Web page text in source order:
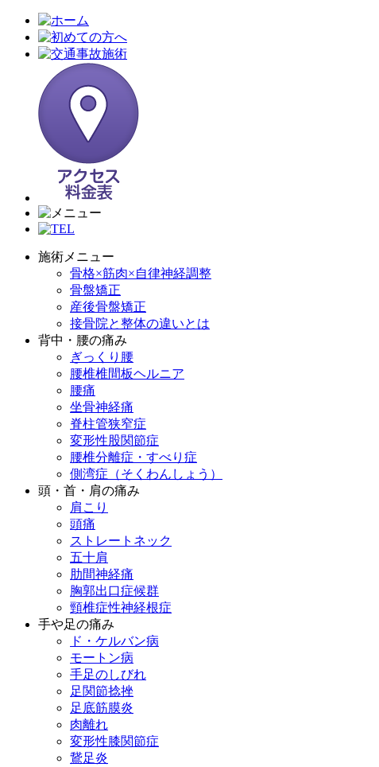
施術メニュー
骨格×筋肉×自律神経調整
骨盤矯正
産後骨盤矯正
接骨院と整体の違いとは
背中・腰の痛み
ぎっくり腰
腰椎椎間板ヘルニア
腰痛
坐骨神経痛
脊柱管狭窄症
変形性股関節症
腰椎分離症・すべり症
側湾症（そくわんしょう）
頭・首・肩の痛み
肩こり
頭痛
ストレートネック
五十肩
肋間神経痛
胸郭出口症候群
頸椎症性神経根症
手や足の痛み
ド・ケルバン病
モートン病
手足のしびれ
足関節捻挫
足底筋膜炎
肉離れ
変形性膝関節症
鵞足炎